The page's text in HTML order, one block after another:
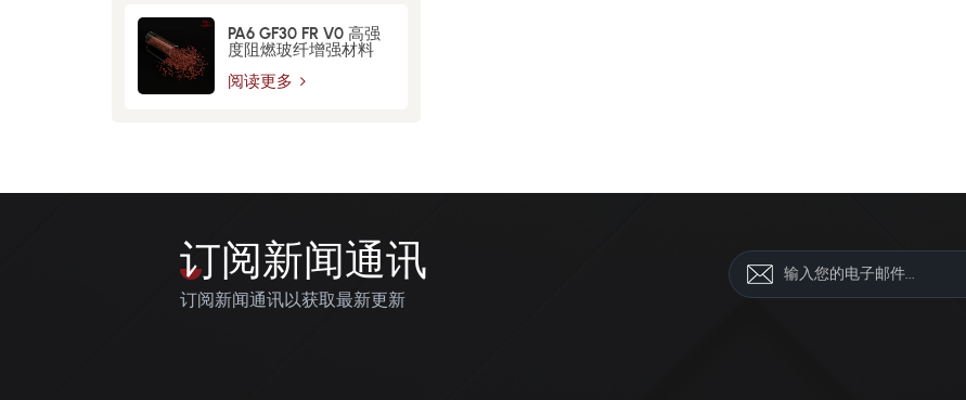
PA6 GF30 FR V0 高强
度阻燃玻纤增强材料
阅读更多
订阅新闻通讯
订阅新闻通讯以获取最新更新